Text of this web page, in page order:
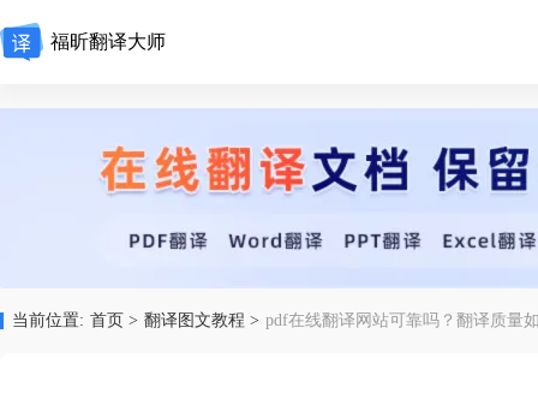
福昕翻译大师
当前位置: 首页 > 翻译图文教程 > pdf在线翻译网站可靠吗？翻译质量